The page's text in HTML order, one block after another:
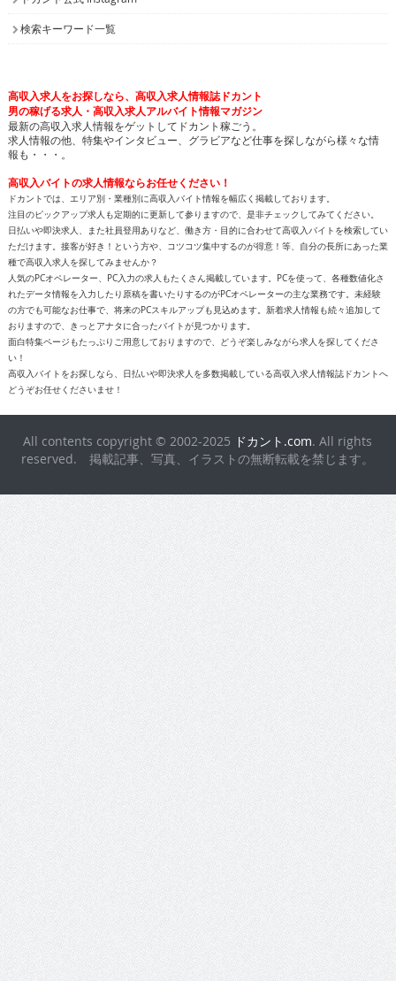
検索キーワード一覧
高収入求人をお探しなら、高収入求人情報誌ドカント
男の稼げる求人・高収入求人アルバイト情報マガジン
最新の高収入求人情報をゲットしてドカント稼ごう。
求人情報の他、特集やインタビュー、グラビアなど仕事を探しながら様々な情
報も・・・。
高収入バイトの求人情報ならお任せください！
ドカントでは、エリア別・業種別に高収入バイト情報を幅広く掲載しております。
注目のピックアップ求人も定期的に更新して参りますので、是非チェックしてみてください。
日払いや即決求人、また社員登用ありなど、働き方・目的に合わせて高収入バイトを検索してい
ただけます。接客が好き！という方や、コツコツ集中するのが得意！等、自分の長所にあった業
種で高収入求人を探してみませんか？
人気のPCオペレーター、PC入力の求人もたくさん掲載しています。PCを使って、各種数値化さ
れたデータ情報を入力したり原稿を書いたりするのがPCオペレーターの主な業務です。未経験
の方でも可能なお仕事で、将来のPCスキルアップも見込めます。新着求人情報も続々追加して
おりますので、きっとアナタに合ったバイトが見つかります。
面白特集ページもたっぷりご用意しておりますので、どうぞ楽しみながら求人を探してくださ
い！
高収入バイトをお探しなら、日払いや即決求人を多数掲載している高収入求人情報誌ドカントへ
どうぞお任せくださいませ！
All contents copyright © 2002-2025 ドカント.com. All rights
reserved. 掲載記事、写真、イラストの無断転載を禁じます。